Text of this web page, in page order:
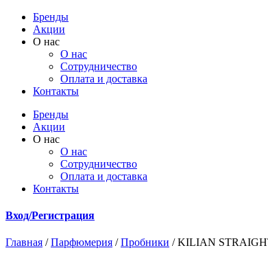
Бренды
Акции
О нас
О нас
Cотрудничество
Оплата и доставка
Контакты
Бренды
Акции
О нас
О нас
Cотрудничество
Оплата и доставка
Контакты
Вход/Регистрация
Главная /Парфюмерия /Пробники / KILIAN